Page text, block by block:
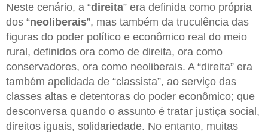
Neste cenário, a “direita” era definida como própria
dos “neoliberais”, mas também da truculência das
figuras do poder político e econômico real do meio
rural, definidos ora como de direita, ora como
conservadores, ora como neoliberais. A “direita” era
também apelidada de “classista”, ao serviço das
classes altas e detentoras do poder econômico; que
desconversa quando o assunto é tratar justiça social,
direitos iguais, solidariedade. No entanto, muitas